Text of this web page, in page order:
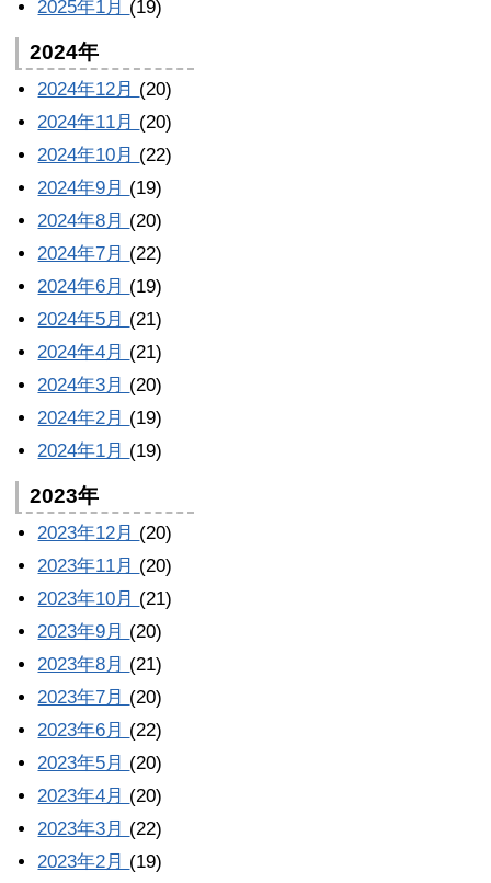
2025年1月 (19)
2024年
2024年12月 (20)
2024年11月 (20)
2024年10月 (22)
2024年9月 (19)
2024年8月 (20)
2024年7月 (22)
2024年6月 (19)
2024年5月 (21)
2024年4月 (21)
2024年3月 (20)
2024年2月 (19)
2024年1月 (19)
2023年
2023年12月 (20)
2023年11月 (20)
2023年10月 (21)
2023年9月 (20)
2023年8月 (21)
2023年7月 (20)
2023年6月 (22)
2023年5月 (20)
2023年4月 (20)
2023年3月 (22)
2023年2月 (19)